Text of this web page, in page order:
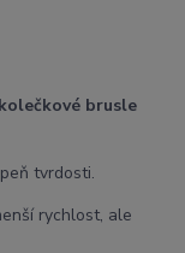
brusle
tvrdosti.
rychlost, ale